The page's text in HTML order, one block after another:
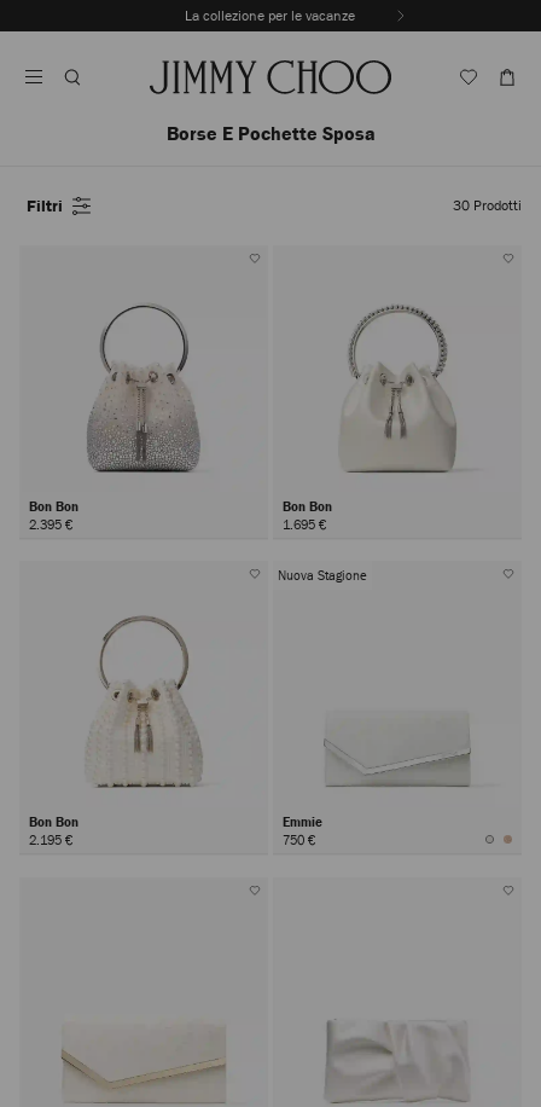
Al
La collezione per le vacanze
automatica
Borse E Pochette Sposa
Filtri 30 Prodotti
Bon Bon
2.395 €
Bon Bon
1.695 €
Bon Bon
2.195 €
Nuova Stagione
Emmie
750 €